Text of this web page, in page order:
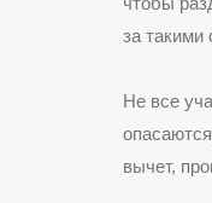
за такими
Не все
вычет,